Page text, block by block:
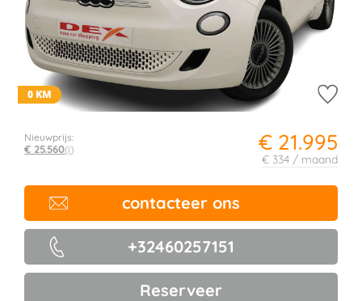
0 KM
€ 21.995
€ 334 / maand
Nieuwprijs:
€ 25.560(i)
contacteer ons
+32460257151
Reserveer